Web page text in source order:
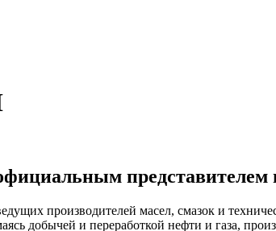
представителем
производителей масел, смазок и
добычей и переработкой нефти и газа,